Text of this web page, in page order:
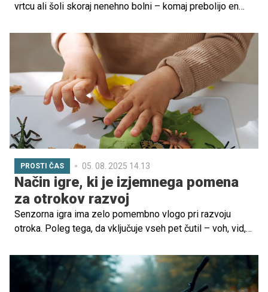
vrtcu ali šoli skoraj nenehno bolni – komaj prebolijo en
lahko pomagamo, da naravno okrepijo imunski sistem, je
pojasnila Maša Bizjak, dr. med., specialistka pediatrije s
Kliničnega oddelka za alergologijo, revmatologijo in
klinično imunologijo Pediatrične klinike UKC Ljubljana.
PROSTI ČAS 05. 08. 2025 14.13
Način igre, ki je izjemnega pomena
za otrokov razvoj
Senzorna igra ima zelo pomembno vlogo pri razvoju
otroka. Poleg tega, da vključuje vseh pet čutil – voh, vid,
motorične sposobnosti ter spodbuja raziskovanje,
ustvarjalnost, radovednost in veščine reševanja
problemov. V nadaljevanju pobližje spoznajte prednosti